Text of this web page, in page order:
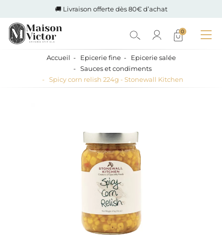
🚚 Livraison offerte dès 80€ d’achat
0
Accueil Epicerie fine
Epicerie salée
Sauces et condiments
Spicy corn relish 224g - Stonewall Kitchen